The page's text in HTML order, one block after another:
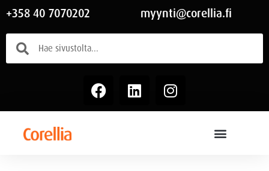
+358 40 7070202 myynti@corellia.fi